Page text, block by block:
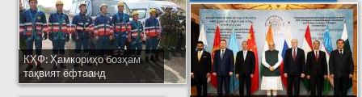
КҲФ: Ҳамкориҳо бозҳам
тақвият ёфтаанд